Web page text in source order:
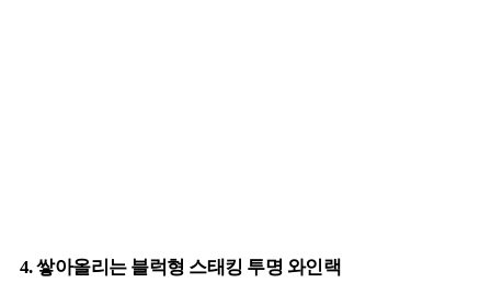
4. 쌓아올리는 블럭형 스태킹 투명 와인랙